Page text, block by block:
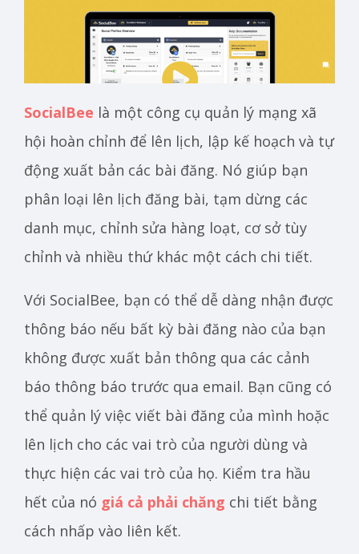
SocialBee là một công cụ quản lý mạng xã
hội hoàn chỉnh để lên lịch, lập kế hoạch và tự
động xuất bản các bài đăng. Nó giúp bạn
phân loại lên lịch đăng bài, tạm dừng các
danh mục, chỉnh sửa hàng loạt, cơ sở tùy
chỉnh và nhiều thứ khác một cách chi tiết.
Với SocialBee, bạn có thể dễ dàng nhận được
thông báo nếu bất kỳ bài đăng nào của bạn
không được xuất bản thông qua các cảnh
báo thông báo trước qua email. Bạn cũng có
thể quản lý việc viết bài đăng của mình hoặc
lên lịch cho các vai trò của người dùng và
thực hiện các vai trò của họ. Kiểm tra hầu
hết của nó giá cả phải chăng chi tiết bằng
cách nhấp vào liên kết.